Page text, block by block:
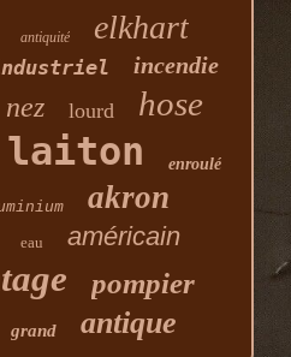
antiquité elkhart
incendie
nez lourd hose
laiton enroulé
akron
eau
américain
pompier
grand antique